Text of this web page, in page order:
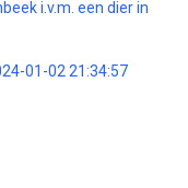
i.v.m. een dier in
01-02 21:34:57